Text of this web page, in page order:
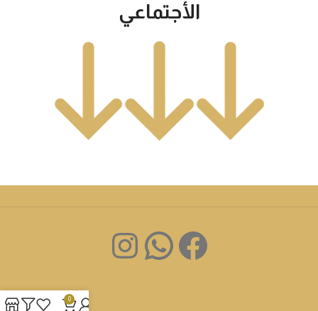
الأجتماعي
0